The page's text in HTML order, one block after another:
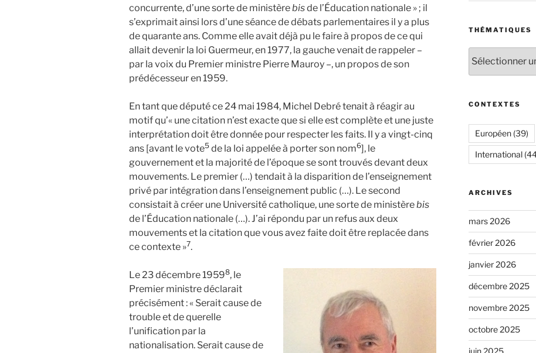
concurrente, d’une sorte de ministèrebisde l’Éducation nationale » ; il
s’exprimait ainsi lors d’une séance de débats parlementaires il y a plus
de quarante ans. Comme elle avait déjà pu le faire à propos de ce qui
allait devenir la loi Guermeur, en 1977, la gauche venait de rappeler –
par la voix du Premier ministre Pierre Mauroy –, un propos de son
prédécesseur en 1959.
En tant que député ce 24 mai 1984, Michel Debré tenait à réagir au
motif qu’« une citation n’est exacte que si elle est complète et une juste
interprétation doit être donnée pour respecter les faits. Il y a vingt-cinq
ans [avant le vote5 de la loi appelée à porter son nom6], le
gouvernement et la majorité de l’époque se sont trouvés devant deux
mouvements. Le premier (…) tendait à la disparition de l’enseignement
privé par intégration dans l’enseignement public (…). Le second
consistait à créer une Université catholique, une sorte de ministèrebis
de l’Éducation nationale (…). J’ai répondu par un refus aux deux
mouvements et la citation que vous avez faite doit être replacée dans
ce contexte »7.
Le 23 décembre 19598, le
Premier ministre déclarait
précisément : « Serait cause de
trouble et de querelle
l’unification par la
nationalisation. Serait cause de
THÉMATIQUES
CONTEXTES
Européen(39)
International
ARCHIVES
mars 2026
février 2026
janvier 2026
décembre 2025
novembre 2025
octobre 2025
juin 2025